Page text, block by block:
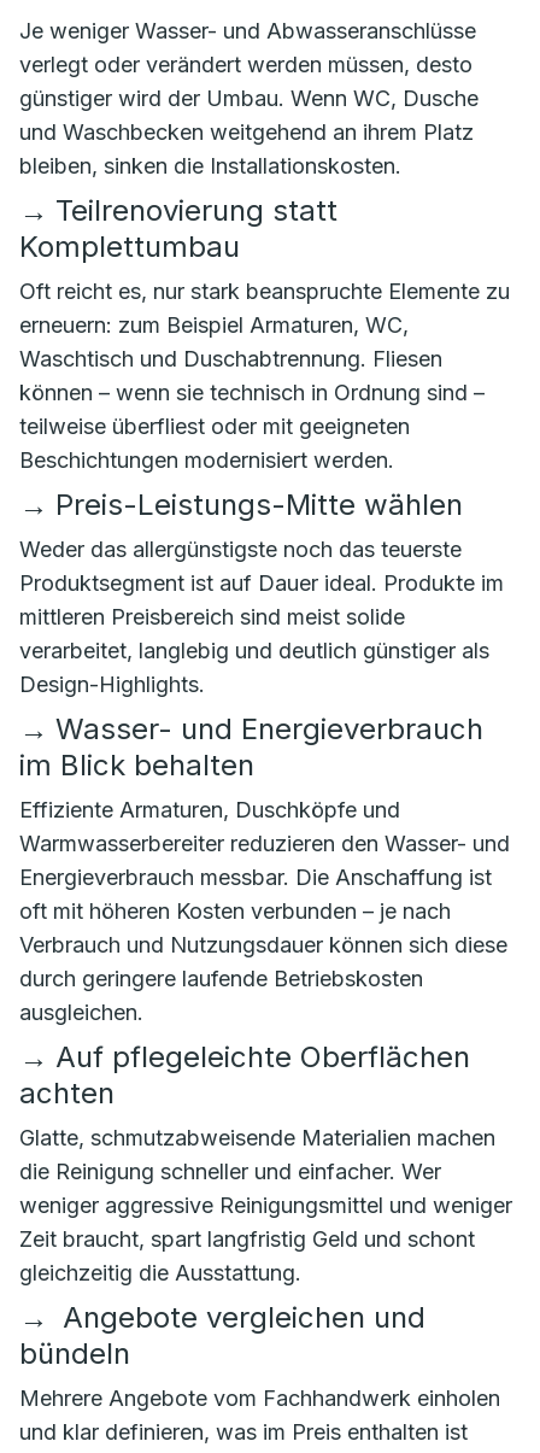
Je weniger Wasser- und Abwasseranschlüsse
verlegt oder verändert werden müssen, desto
günstiger wird der Umbau. Wenn WC, Dusche
und Waschbecken weitgehend an ihrem Platz
bleiben, sinken die Installationskosten.
→ Teilrenovierung statt
Komplettumbau
Oft reicht es, nur stark beanspruchte Elemente zu
erneuern: zum Beispiel Armaturen, WC,
Waschtisch und Duschabtrennung. Fliesen
können – wenn sie technisch in Ordnung sind –
teilweise überfliest oder mit geeigneten
Beschichtungen modernisiert werden.
→ Preis-Leistungs-Mitte wählen
Weder das allergünstigste noch das teuerste
Produktsegment ist auf Dauer ideal. Produkte im
mittleren Preisbereich sind meist solide
verarbeitet, langlebig und deutlich günstiger als
Design-Highlights.
→ Wasser- und Energieverbrauch
im Blick behalten
Effiziente Armaturen, Duschköpfe und
Warmwasserbereiter reduzieren den Wasser- und
Energieverbrauch messbar. Die Anschaffung ist
oft mit höheren Kosten verbunden – je nach
Verbrauch und Nutzungsdauer können sich diese
durch geringere laufende Betriebskosten
ausgleichen.
→ Auf pflegeleichte Oberflächen
achten
Glatte, schmutzabweisende Materialien machen
die Reinigung schneller und einfacher. Wer
weniger aggressive Reinigungsmittel und weniger
Zeit braucht, spart langfristig Geld und schont
gleichzeitig die Ausstattung.
→ Angebote vergleichen und
bündeln
Mehrere Angebote vom Fachhandwerk einholen
und klar definieren, was im Preis enthalten ist